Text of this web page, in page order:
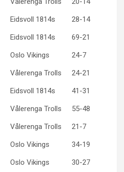
Eidsvoll 1814s 28-14
Eidsvoll 1814s 69-21
Oslo Vikings 24-7
Vålerenga Trolls 24-21
Eidsvoll 1814s 41-31
Vålerenga Trolls 55-48
Vålerenga Trolls 21-7
Oslo Vikings 34-19
Oslo Vikings 30-27